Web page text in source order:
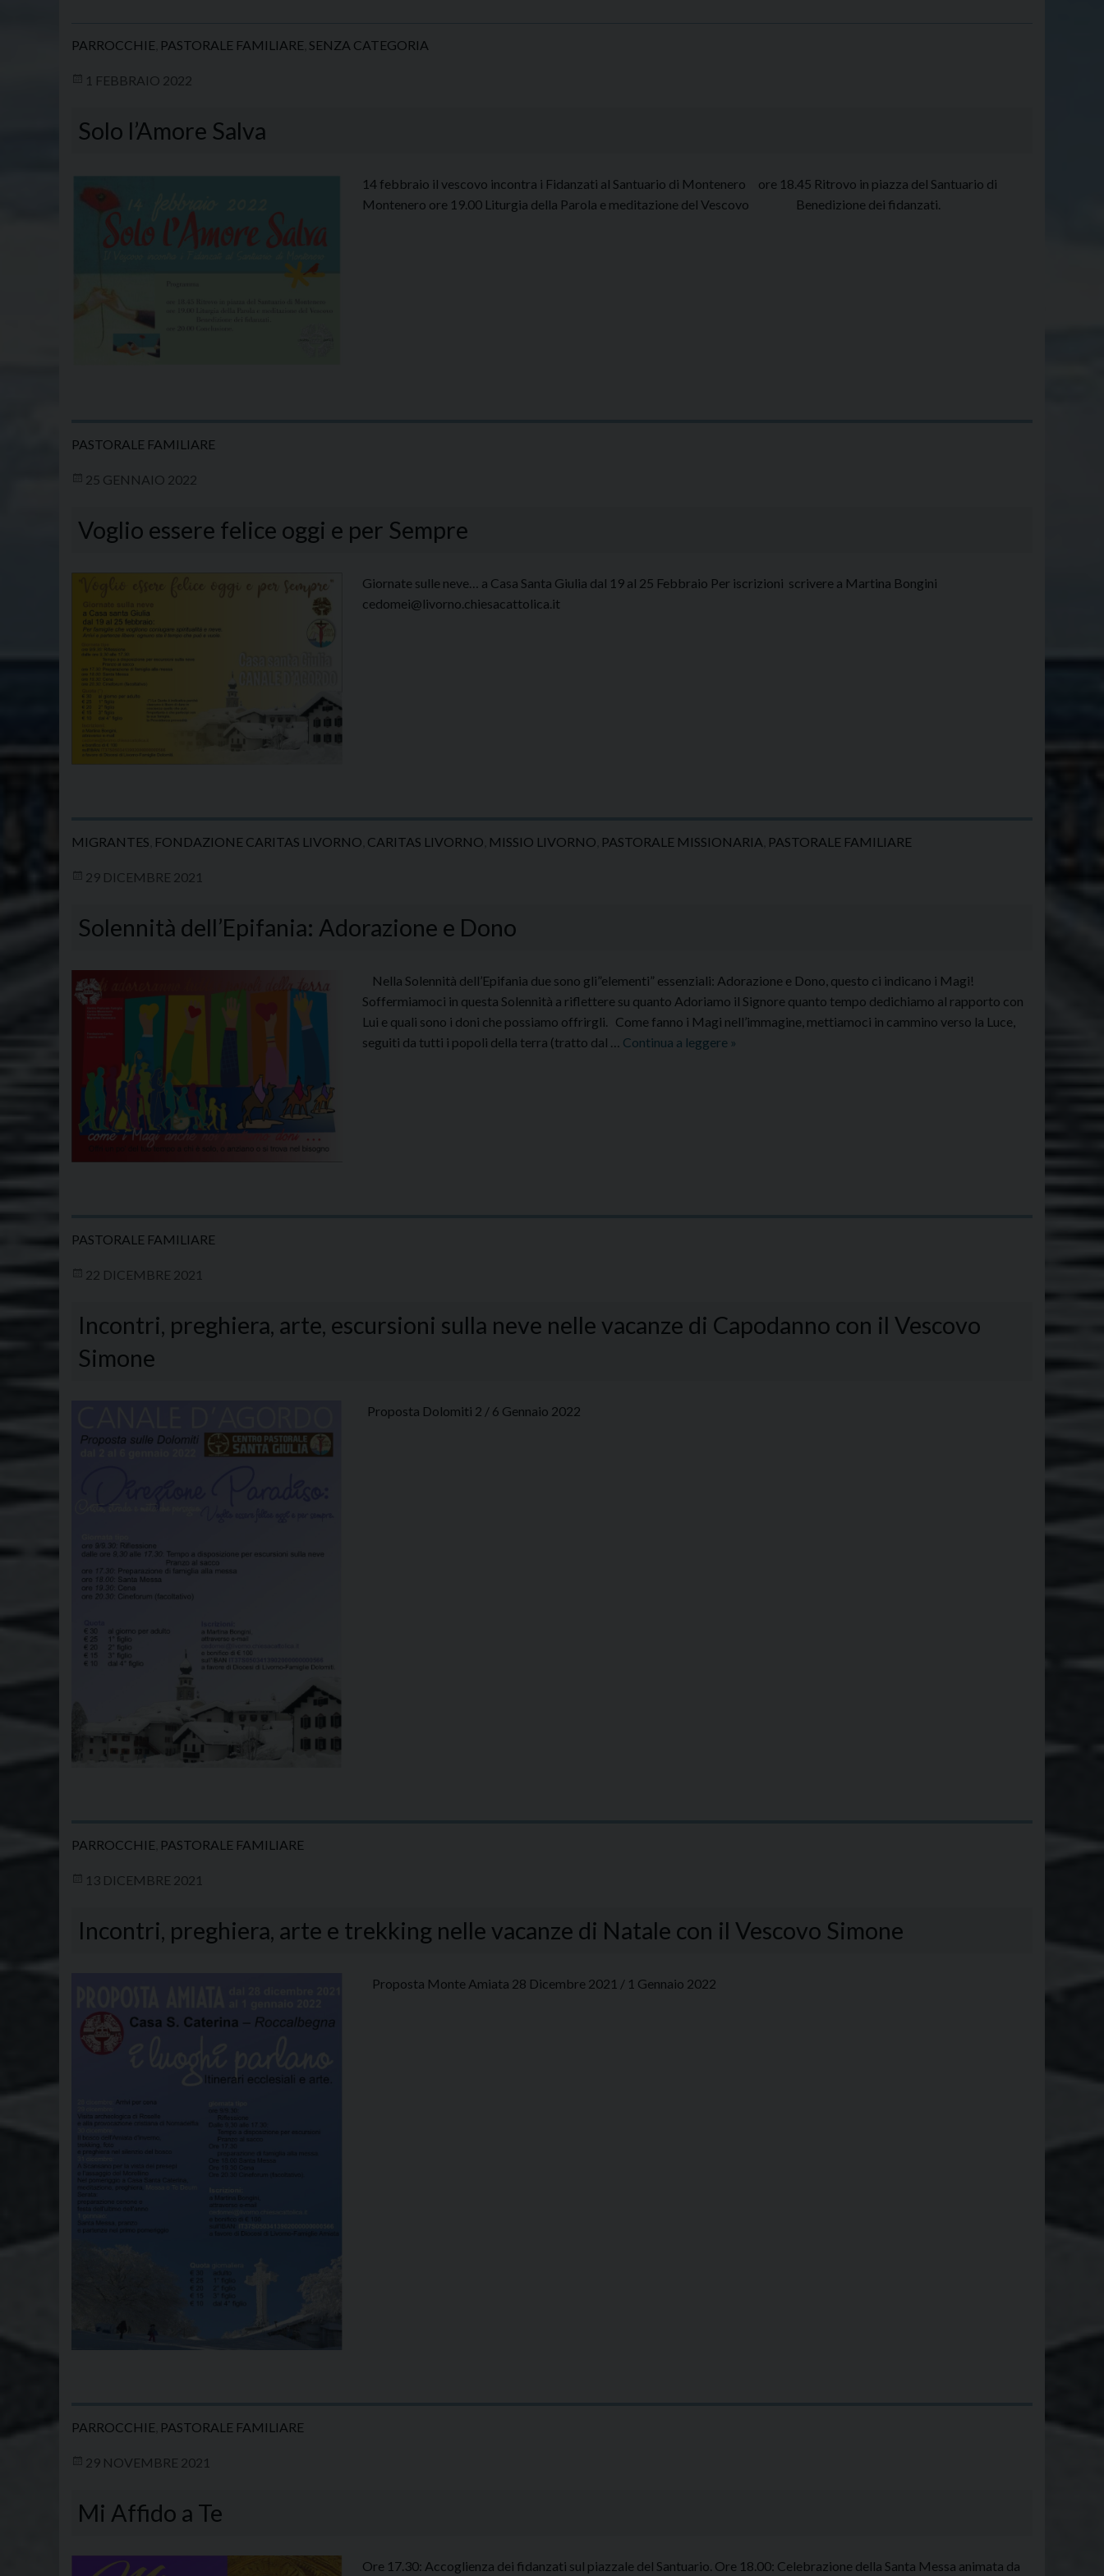
PARROCCHIE PASTORALE FAMILIARE SENZA CATEGORIA
1 FEBBRAIO 2022
Solo l’Amore Salva
14 febbraio il vescovo incontra i Fidanzati al Santuario di Montenero ore 18.45 Ritrovo in piazza del Santuario di
Montenero ore 19.00 Liturgia della Parola e meditazione del Vescovo Benedizione dei fidanzati.
PASTORALE FAMILIARE
25 GENNAIO 2022
Voglio essere felice oggi e per Sempre
Giornate sulle neve… a Casa Santa Giulia dal 19 al 25 Febbraio Per iscrizioni scrivere a Martina Bongini
cedomei@livorno.chiesacattolica.it
MIGRANTES FONDAZIONE CARITAS LIVORNO CARITAS LIVORNO MISSIO LIVORNO PASTORALE MISSIONARIA PASTORALE FAMILIARE
29 DICEMBRE 2021
Solennità dell’Epifania: Adorazione e Dono
Nella Solennità dell’Epifania due sono gli”elementi” essenziali: Adorazione e Dono, questo ci indicano i Magi!
Soffermiamoci in questa Solennità a riflettere su quanto Adoriamo il Signore quanto tempo dedichiamo al rapporto con
Lui e quali sono i doni che possiamo offrirgli. Come fanno i Magi nell’immagine, mettiamoci in cammino verso la Luce,
seguiti da tutti i popoli della terra (tratto dal … Continua a leggere Solennità
»
PASTORALE FAMILIARE
22 DICEMBRE 2021
Incontri, preghiera, arte, escursioni sulla neve nelle vacanze di Capodanno con il Vescovo
Simone
Proposta Dolomiti 2 / 6 Gennaio 2022
PARROCCHIE PASTORALE FAMILIARE
13 DICEMBRE 2021
Incontri, preghiera, arte e trekking nelle vacanze di Natale con il Vescovo Simone
Proposta Monte Amiata 28 Dicembre 2021 / 1 Gennaio 2022
PARROCCHIE PASTORALE FAMILIARE
29 NOVEMBRE 2021
Mi Affido a Te
Ore 17.30: Accoglienza dei fidanzati sul piazzale del Santuario. Ore 18.00: Celebrazione della Santa Messa animata da